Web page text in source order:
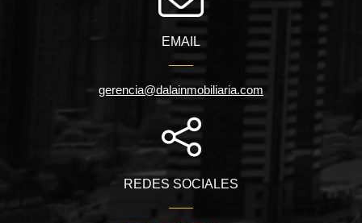
EMAIL
gerencia@dalainmobiliaria.com
REDES SOCIALES